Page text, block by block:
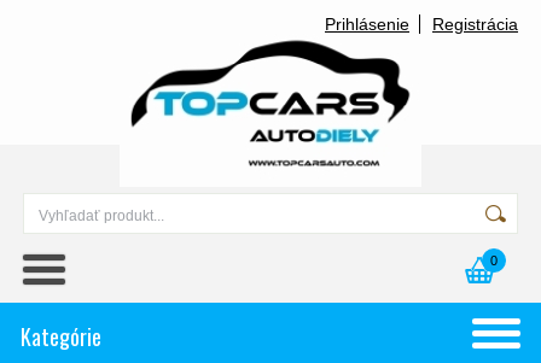
Prihlásenie Registrácia
0
Kategórie